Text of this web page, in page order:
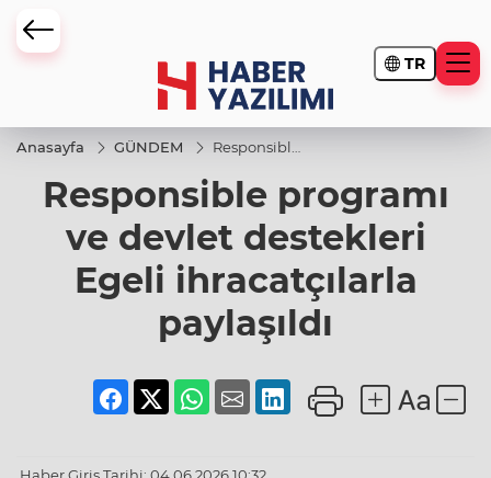
TR
Anasayfa GÜNDEM
Responsible
devlet
destekleri
ihracatçılarla
paylaşıldı
Responsible programı
ve devlet destekleri
Egeli ihracatçılarla
paylaşıldı